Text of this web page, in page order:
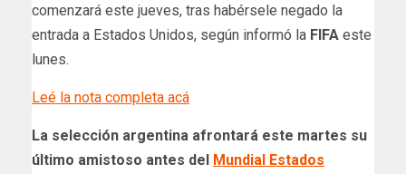
comenzará este jueves, tras habérsele negado la
entrada a Estados Unidos, según informó la FIFA este
lunes.
Leé la nota completa acá
La selección argentina afrontará este martes su
último amistoso antes del Mundial Estados